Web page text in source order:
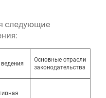
следующие
Основные отрасли
законодательства